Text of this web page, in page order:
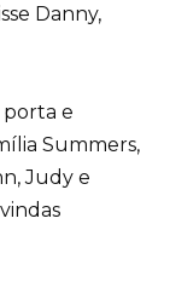
Danny,
porta e
Summers,
Judy e